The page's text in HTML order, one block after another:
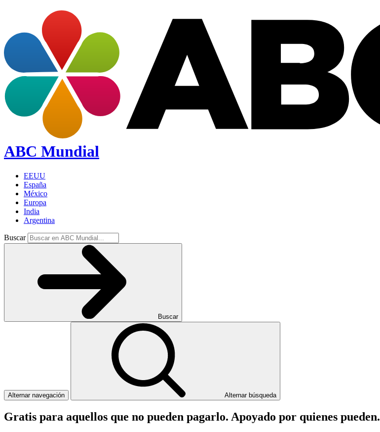
ABC Mundial
EEUU
España
México
Europa
India
Argentina
Buscar
Buscar
Alternar navegación Alternar búsqueda
Gratis para aquellos que no pueden pagarlo. Apoyado por quienes pueden.